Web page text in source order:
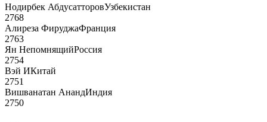
Нодирбек АбдусатторовУзбекистан
2768
Алиреза ФируджаФранция
2763
Ян НепомнящийРоссия
2754
Вэй ИКитай
2751
Вишванатан АнандИндия
2750